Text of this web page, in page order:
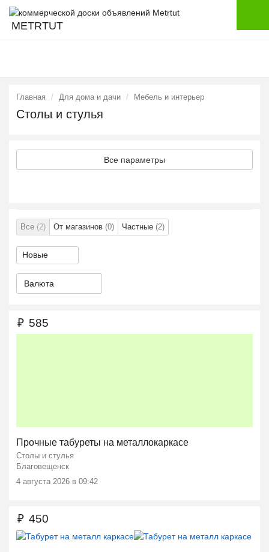
METRTUT
Главная Для дома и дачи Мебель и интерьер
Столы и стулья
Все параметры
Все (2) От магазинов (0) Частные (2)
Валюта
Прочные табуреты на металлокаркасе
Столы и стулья
Благовещенск
4 августа 2026 в 09:42
₽ 585
₽ 450